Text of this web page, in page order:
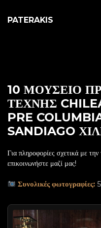
PATERAKIS
10 ΜΟΥΣΕΙΟ
ΤΕΧΝΗΣ
PRE
SANDIAGO
Για πληροφορίες σχετικά με
επικοινωνήστε μαζί μας!
Συνολικές φωτογραφίες: